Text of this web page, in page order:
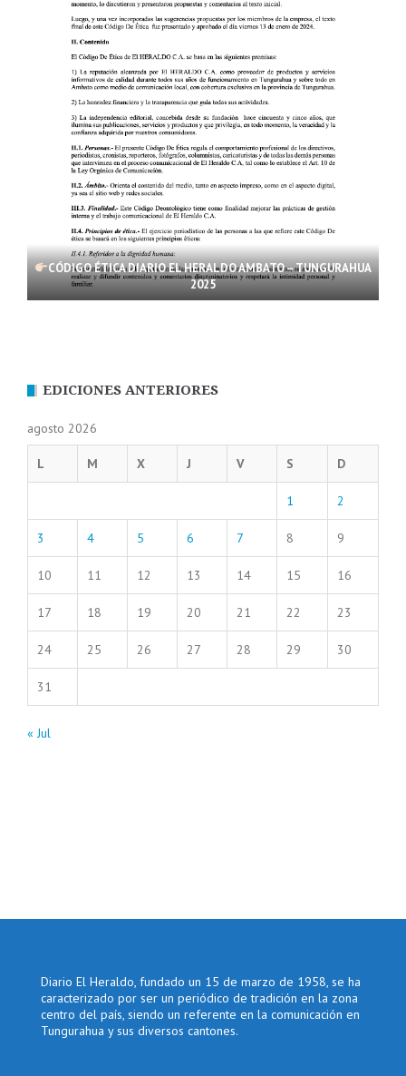
CÓDIGO ÉTICA DIARIO EL HERALDO AMBATO – TUNGURAHUA
2025
EDICIONES ANTERIORES
agosto 2026
L M X J V S D
1 2
3 4 5 6 7 8 9
10 11 12 13 14 15 16
17 18 19 20 21 22 23
24 25 26 27 28 29 30
31
« Jul
Diario El Heraldo, fundado un 15 de marzo de 1958, se ha
caracterizado por ser un periódico de tradición en la zona
centro del país, siendo un referente en la comunicación en
Tungurahua y sus diversos cantones.